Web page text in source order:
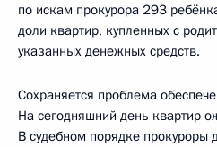
по искам прокурора 293
доли квартир, купленных с
указанных денежных средств.
Сохраняется проблема
На сегодняшний день квартир
В судебном порядке прокуроры